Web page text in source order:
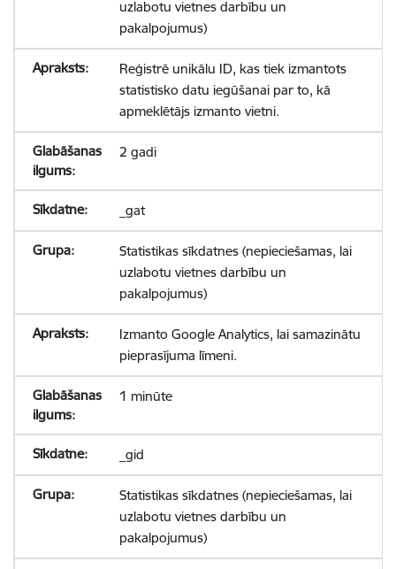
uzlabotu vietnes darbību un
pakalpojumus)
Reģistrē unikālu ID, kas tiek izmantots
statistisko datu iegūšanai par to, kā
apmeklētājs izmanto vietni.
2 gadi
_gat
Statistikas sīkdatnes (nepieciešamas, lai
uzlabotu vietnes darbību un
pakalpojumus)
Izmanto Google Analytics, lai samazinātu
pieprasījuma līmeni.
1 minūte
_gid
Statistikas sīkdatnes (nepieciešamas, lai
uzlabotu vietnes darbību un
pakalpojumus)